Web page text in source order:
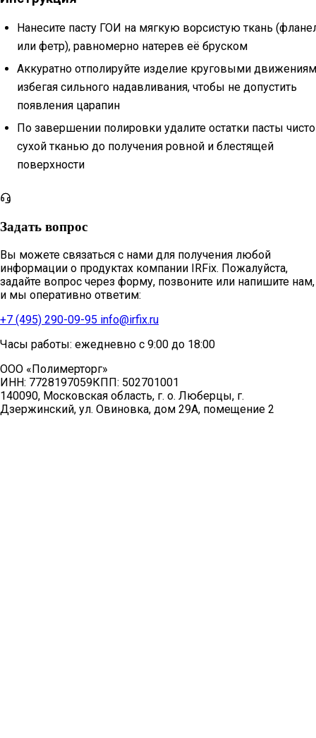
Нанесите пасту ГОИ на мягкую ворсистую ткань
или фетр), равномерно натерев её бруском
Аккуратно отполируйте изделие круговыми
избегая сильного надавливания, чтобы не допустить
появления царапин
По завершении полировки удалите остатки пасты
сухой тканью до получения ровной и блестящей
поверхности
Задать вопрос
Вы можете связаться с нами для получения любой
информации о продуктах компании IRFix. Пожалуйста,
задайте вопрос через форму, позвоните или напишите нам,
и мы оперативно ответим:
+7 (495) 290-09-95 info@irfix.ru
Часы работы: ежедневно с 9:00 до 18:00
ООО «Полимерторг»
ИНН: 7728197059КПП: 502701001
140090, Московская область, г. о. Люберцы, г.
Дзержинский, ул. Овиновка, дом 29А, помещение 2